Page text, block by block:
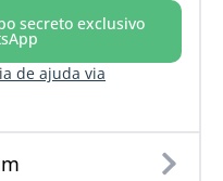
secreto exclusivo
de ajuda via